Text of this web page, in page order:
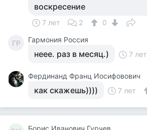
воскресение
7 лет 2 0
ГР Гармония Россия
неее. раз в месяц.) 7 лет
Фердинанд Франц Иосифовович
как скажешь)))) 7 лет
Борис Иванович Гурчев